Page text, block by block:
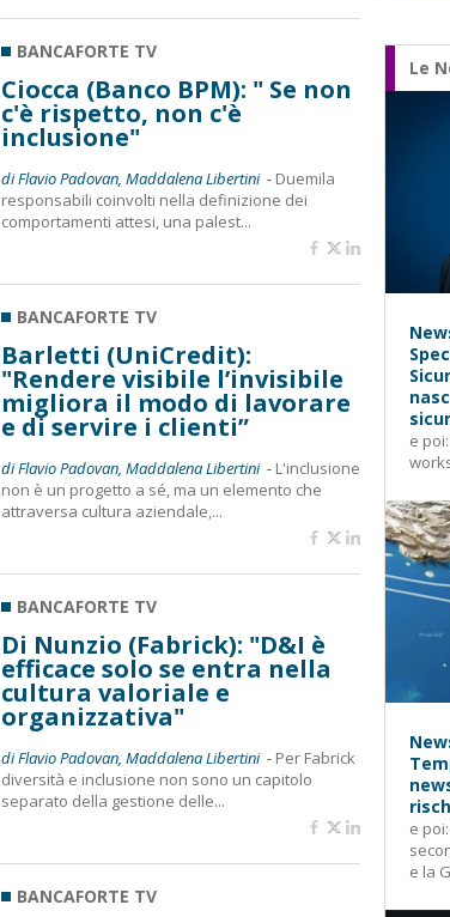
BANCAFORTE TV
Ciocca (Banco BPM): " Se non
c'è rispetto, non c'è
inclusione"
di Flavio Padovan, Maddalena Libertini - Duemila
responsabili coinvolti nella definizione dei
comportamenti attesi, una palest...
BANCAFORTE TV
Barletti (UniCredit):
"Rendere visibile l’invisibile
migliora il modo di lavorare
e di servire i clienti”
di Flavio Padovan, Maddalena Libertini - L'inclusione
non è un progetto a sé, ma un elemento che
attraversa cultura aziendale,...
BANCAFORTE TV
Di Nunzio (Fabrick): "D&I è
efficace solo se entra nella
cultura valoriale e
organizzativa"
di Flavio Padovan, Maddalena Libertini - Per Fabrick
diversità e inclusione non sono un capitolo
separato della gestione delle...
BANCAFORTE TV
Le
e
e
e la